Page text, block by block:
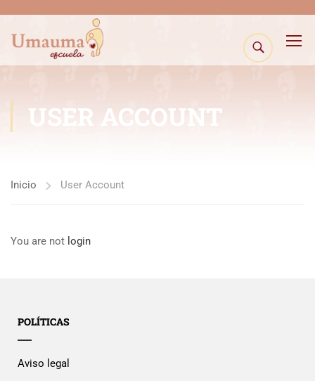
USER ACCOUNT
Inicio User Account
You are not login
POLÍTICAS
Aviso legal